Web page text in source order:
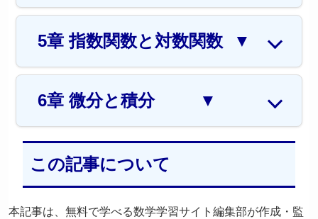
5章 指数関数と対数関数 ▼
6章 微分と積分 ▼
この記事について
本記事は、無料で学べる数学学習サイト編集部が作成・監